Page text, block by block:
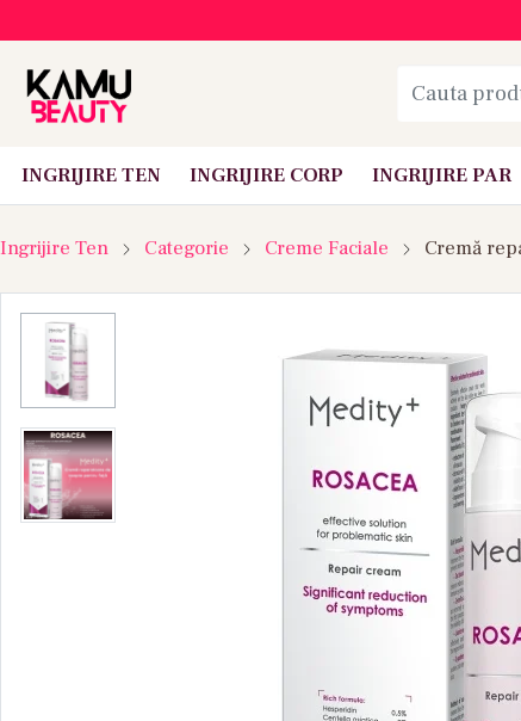
INGRIJIRE TEN INGRIJIRE CORP INGRIJIRE PAR
Ingrijire Ten Categorie Creme Faciale Cremă